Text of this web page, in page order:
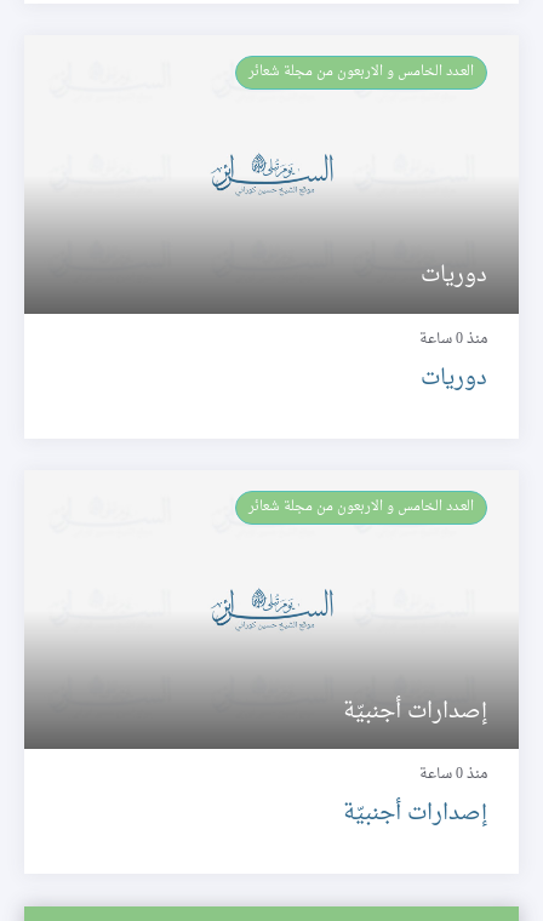
العـدد الخامس و الاربعون من مجلة شعائر
دوريات
منذ 0 ساعة
دوريات
العـدد الخامس و الاربعون من مجلة شعائر
إصدارات أجنبيّة
منذ 0 ساعة
إصدارات أجنبيّة